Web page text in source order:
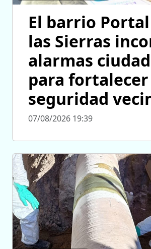
El barrio
las Sierras
alarmas
para
seguridad
07/08/2026 19:39